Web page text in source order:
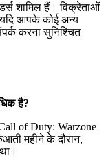
शामिल हैं। विक्रेताओं
आपके कोई अन्य
करना सुनिश्चित
है?
of Duty: Warzone
महीने के दौरान,